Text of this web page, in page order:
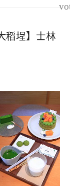
稻埕】士林